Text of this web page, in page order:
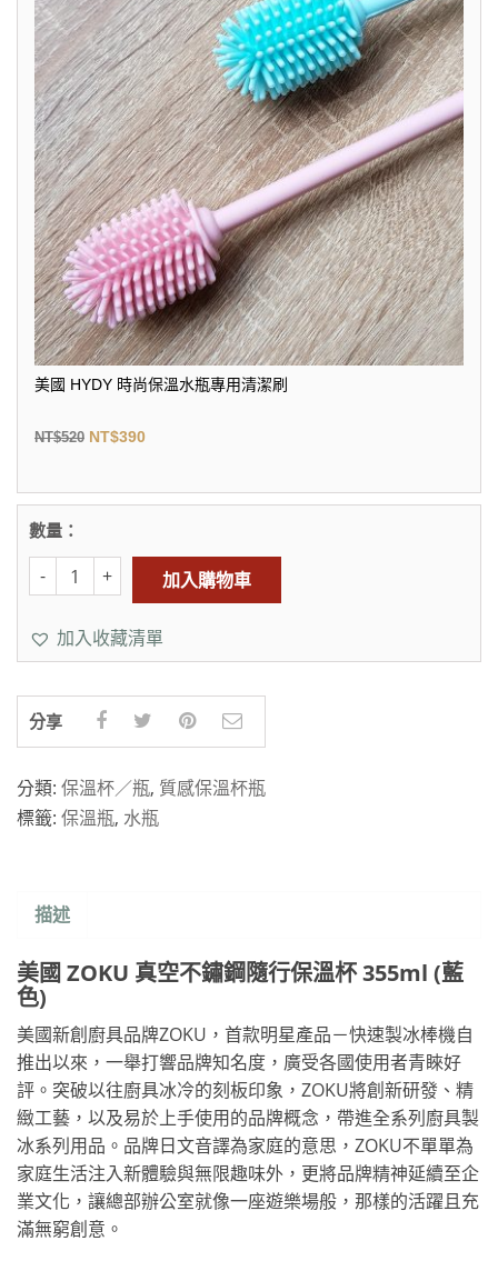
美國 HYDY 時尚保溫水瓶專用清潔刷
NT$520 NT$390
數量：
加入購物車
加入收藏清單
分享
分類: 保溫杯／瓶, 質感保溫杯瓶
標籤: 保溫瓶, 水瓶
描述
美國 ZOKU 真空不鏽鋼隨行保溫杯 355ml (藍
色)
美國新創廚具品牌ZOKU，首款明星產品－快速製冰棒機自
推出以來，一舉打響品牌知名度，廣受各國使用者青睞好
評。突破以往廚具冰冷的刻板印象，ZOKU將創新研發、精
緻工藝，以及易於上手使用的品牌概念，帶進全系列廚具製
冰系列用品。品牌日文音譯為家庭的意思，ZOKU不單單為
家庭生活注入新體驗與無限趣味外，更將品牌精神延續至企
業文化，讓總部辦公室就像一座遊樂場般，那樣的活躍且充
滿無窮創意。